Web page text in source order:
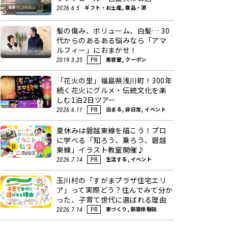
2026.6.5 ギフト・お土産, 食品・酒
髪の傷み、ボリューム、白髪… 30
代からのあるある悩みなら「アマ
ルフィー」におまかせ！
2019.3.25 PR 美容室, クーポン
「花火の里」福島県浅川町！300年
続く花火にグルメ・伝統文化を楽
しむ1泊2日ツアー
2026.6.11 PR 泊まる, 非日常, イベント
夏休みは磐越東線を描こう！プロ
に学べる「知ろう、乗ろう、磐越
東線」イラスト教室開催♪
2026.7.14 PR 生活する, イベント
玉川村の「すがまプラザ住宅エリ
ア」って実際どう？住んでみて分か
った、子育て世代に選ばれる理由
2026.7.14 PR 家づくり, 新築体験談